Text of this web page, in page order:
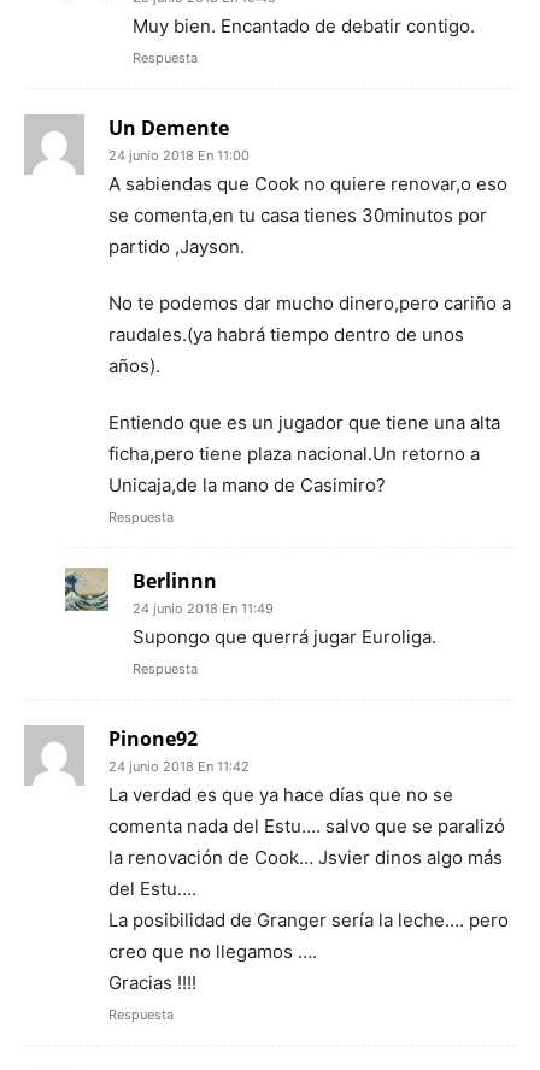
Muy bien. Encantado de debatir contigo.
Respuesta
Un Demente
24 junio 2018 En 11:00
A sabiendas que Cook no quiere renovar,o eso
se comenta,en tu casa tienes 30minutos por
partido ,Jayson.
No te podemos dar mucho dinero,pero cariño a
raudales.(ya habrá tiempo dentro de unos
años).
Entiendo que es un jugador que tiene una alta
ficha,pero tiene plaza nacional.Un retorno a
Unicaja,de la mano de Casimiro?
Respuesta
Berlinnn
24 junio 2018 En 11:49
Supongo que querrá jugar Euroliga.
Respuesta
Pinone92
24 junio 2018 En 11:42
La verdad es que ya hace días que no se
comenta nada del Estu…. salvo que se paralizó
la renovación de Cook… Jsvier dinos algo más
del Estu….
La posibilidad de Granger sería la leche…. pero
creo que no llegamos ….
Gracias !!!!
Respuesta